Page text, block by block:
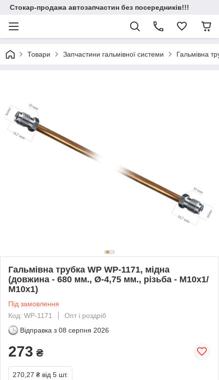
Стокар-продажа автозапчастин без посередників!!!
Товари Запчастини гальмівної системи Гальмівна
Гальмівна трубка WP WP-1171, мідна
(довжина - 680 мм., Ø-4,75 мм., різьба - М10х1/
М10х1)
Під замовлення
Код: WP-1171
Опт і роздріб
Відправка з 08 серпня 2026
273 ₴
270,27 ₴ від 5 шт.